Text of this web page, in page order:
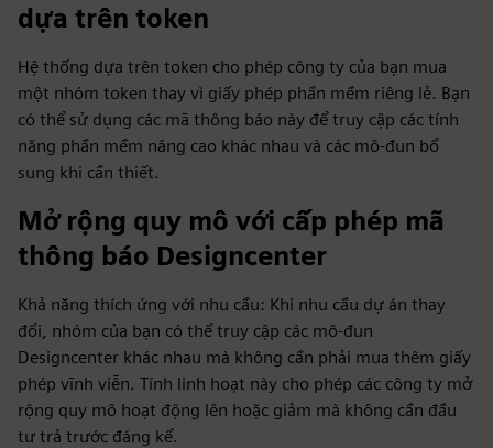
dựa trên token
Hệ thống dựa trên token cho phép công ty của bạn mua
một nhóm token thay vì giấy phép phần mềm riêng lẻ. Bạn
có thể sử dụng các mã thông báo này để truy cập các tính
năng phần mềm nâng cao khác nhau và các mô-đun bổ
sung khi cần thiết.
Mở rộng quy mô với cấp phép mã
thông báo Designcenter
Khả năng thích ứng với nhu cầu: Khi nhu cầu dự án thay
đổi, nhóm của bạn có thể truy cập các mô-đun
Designcenter khác nhau mà không cần phải mua thêm giấy
phép vĩnh viễn. Tính linh hoạt này cho phép các công ty mở
rộng quy mô hoạt động lên hoặc giảm mà không cần đầu
tư trả trước đáng kể.